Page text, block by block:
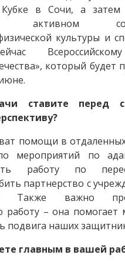
Кубке в Сочи, а
активном
культуры и
который будет
ставите перед
помощи в
мероприятий по
работу по
партнерство с
Также важно
работу – она помогает
подвига наших
главным в вашей